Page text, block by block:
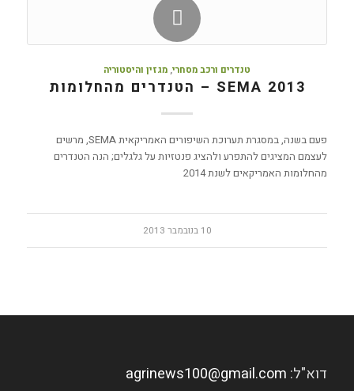
טנדרים ורכב מסחרי, מגזין והיסטוריה
SEMA 2013 – הטנדרים מהחלומות
פעם בשנה, במסגרת תערוכת השיפורים האמריקאית SEMA, מרשים
לעצמם המציגים להתפרע ולהציג פנטזיות על גלגלים; הנה הטנדרים
מהחלומות האמריקאים לשנת 2014
10 בנובמבר 2013
דוא"ל: agrinews100@gmail.com